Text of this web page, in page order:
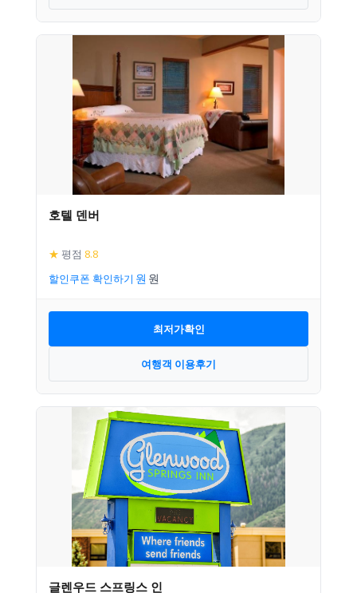
호텔 덴버
★ 평점 8.8
할인쿠폰 확인하기
최저가확인
여행객 이용후기
글렌우드 스프링스 인